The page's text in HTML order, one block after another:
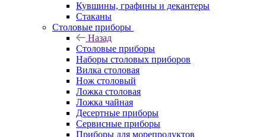
Кувшины, графины и декантеры
Стаканы
Столовые приборы
Назад
Столовые приборы
Наборы столовых приборов
Вилка столовая
Нож столовый
Ложка столовая
Ложка чайная
Десертные приборы
Сервисные приборы
Приборы для морепродуктов